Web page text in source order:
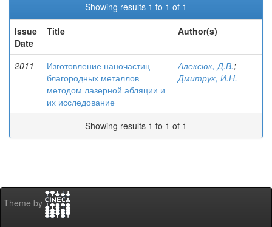
Showing results 1 to 1 of 1
Issue
Date
Title Author(s)
2011
Изготовление наночастиц
благородных металлов
методом лазерной абляции и
их исследование
Алексюк, Д.В.;
Дмитрук, И.Н.
Showing results 1 to 1 of 1
Theme by